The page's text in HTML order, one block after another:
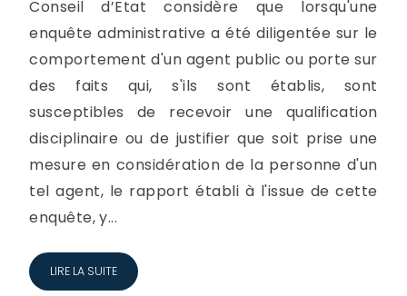
Conseil d’Etat considère que lorsqu'une
enquête administrative a été diligentée sur le
comportement d'un agent public ou porte sur
des faits qui, s'ils sont établis, sont
susceptibles de recevoir une qualification
disciplinaire ou de justifier que soit prise une
mesure en considération de la personne d'un
tel agent, le rapport établi à l'issue de cette
enquête, y...
LIRE LA SUITE